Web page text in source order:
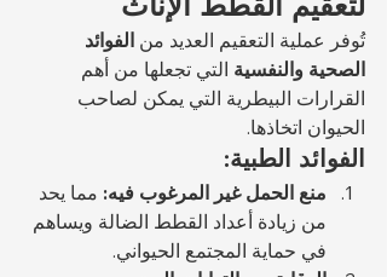
تُوفر عملية التعقيم العديد من الفوائد
الصحية والنفسية التي تجعلها من أهم
القرارات البيطرية التي يمكن لصاحب
الحيوان اتخاذها.
الفوائد الطبية:
منع الحمل غير المرغوب فيه: مما يحد
من زيادة أعداد القطط الضالة ويساهم
في حماية المجتمع الحيواني.